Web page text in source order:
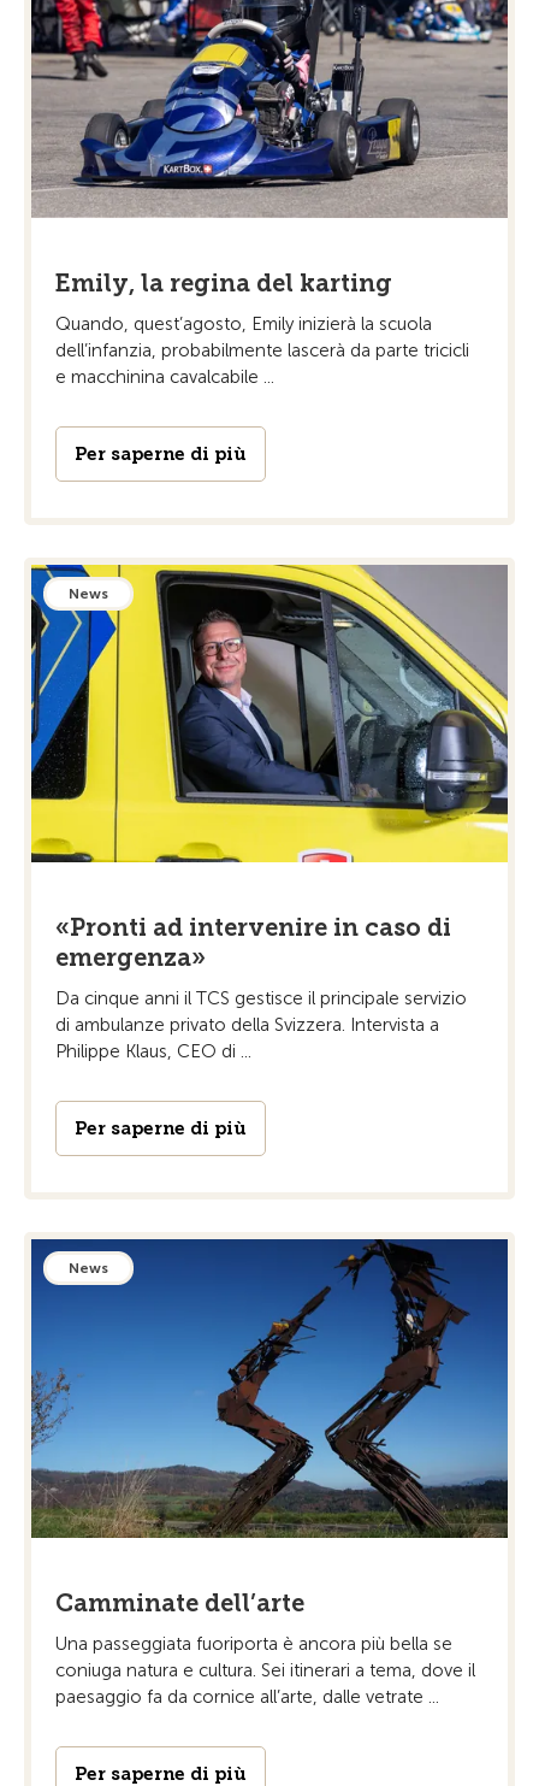
Emily, la regina del karting
Quando, quest’agosto, Emily inizierà la scuola
dell’infanzia, probabilmente lascerà da parte tricicli
e macchinina cavalcabile ...
Per saperne di più
News
«Pronti ad intervenire in caso di
emergenza»
Da cinque anni il TCS gestisce il principale servizio
di ambulanze privato della Svizzera. Intervista a
Philippe Klaus, CEO di ...
Per saperne di più
News
Camminate dell’arte
Una passeggiata fuoriporta è ancora più bella se
coniuga natura e cultura. Sei itinerari a tema, dove il
paesaggio fa da cornice all’arte, dalle vetrate ...
Per saperne di più